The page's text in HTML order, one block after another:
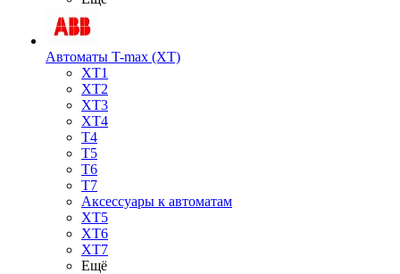
Автоматы T-max (XT)
XT1
XT2
XT3
XT4
T4
T5
T6
T7
Аксессуары к автоматам
XT5
XT6
XT7
Ещё